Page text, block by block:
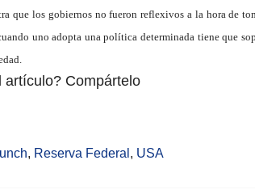
que los gobiernos no fueron reflexivos a la hora de
uno adopta una política determinada tiene que
artículo? Compártelo
, Reserva Federal , USA